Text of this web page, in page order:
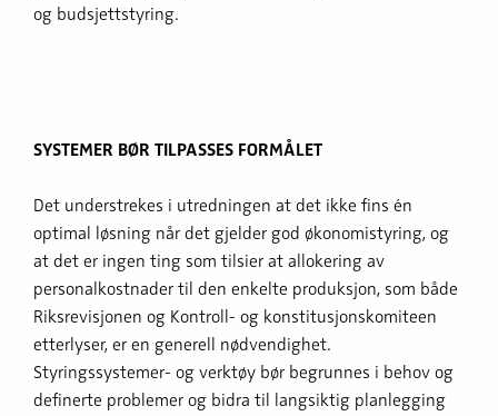
og budsjettstyring.
SYSTEMER BØR TILPASSES FORMÅLET
Det understrekes i utredningen at det ikke fins én
optimal løsning når det gjelder god økonomistyring, og
at det er ingen ting som tilsier at allokering av
personalkostnader til den enkelte produksjon, som både
Riksrevisjonen og Kontroll- og konstitusjonskomiteen
etterlyser, er en generell nødvendighet.
Styringssystemer- og verktøy bør begrunnes i behov og
definerte problemer og bidra til langsiktig planlegging